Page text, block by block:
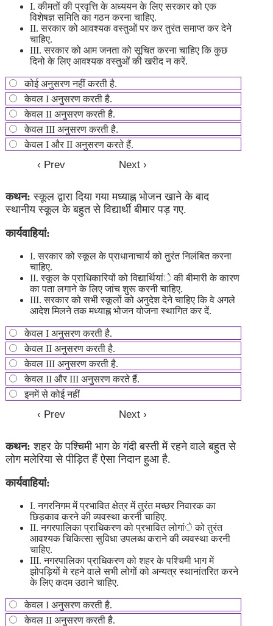
I. कीमतों की प्रवृत्ति के अध्ययन के लिए सरकार को एक
विशेषज्ञ समिति का गठन करना चाहिए.
II. सरकार को आवश्यक वस्तुओं पर कर तुरंत समाप्त कर देने
चाहिए.
III. सरकार को आम जनता को सूचित करना चाहिए कि कुछ
दिनो के लिए आवश्यक वस्तुओं की खरीद न करें.
कोई अनुसरण नहीं करती है.
केवल I अनुसरण करती है.
केवल II अनुसरण करती है.
केवल III अनुसरण करती है.
केवल I और II अनुसरण करते हैं.
कथन: स्कूल द्वारा दिया गया मध्याह्न भोजन खाने के बाद
स्थानीय स्कूल के बहुत से विद्यार्थी बीमार पड़ गए.
कार्यवाहियां:
I. सरकार को स्कूल के प्राधानाचार्य को तुरंत निलंबित करना
चाहिए.
II. स्कूल के प्राधिकारियों को विद्यार्थियांे की बीमारी के कारण
का पता लगाने के लिए जांच शुरू करनी चाहिए.
III. सरकार को सभी स्कूलों को अनुदेश देने चाहिए कि वे अगले
आदेश मिलने तक मध्याह्न भोजन योजना स्थागित कर दें.
केवल I अनुसरण करती है.
केवल II अनुसरण करती है.
केवल III अनुसरण करती है.
केवल II और III अनुसरण करते हैं.
इनमें से कोई नहीं
कथन: शहर के पश्चिमी भाग के गंदी बस्ती में रहने वाले बहुत से
लोग मलेरिया से पीड़ित हैं ऐसा निदान हुआ है.
कार्यवाहियां:
I. नगरनिगम में प्रभावित क्षेत्र में तुरंत मच्छर निवारक का
छिड़काव करने की व्यवस्था करनी चाहिए.
II. नगरपालिका प्राधिकरण को प्रभावित लोगांे को तुरंत
आवश्यक चिकित्सा सुविधा उपलब्ध कराने की व्यवस्था करनी
चाहिए.
III. नगरपालिका प्राधिकरण को शहर के पश्चिमी भाग में
झोपड़ियों मे रहने वाले सभी लोगों को अन्यत्र स्थानांतरित करने
के लिए कदम उठाने चाहिए.
केवल I अनुसरण करती है.
केवल II अनुसरण करती है.